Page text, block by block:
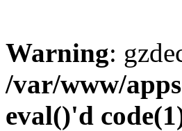
Warning:
/var/www/
eval()'d